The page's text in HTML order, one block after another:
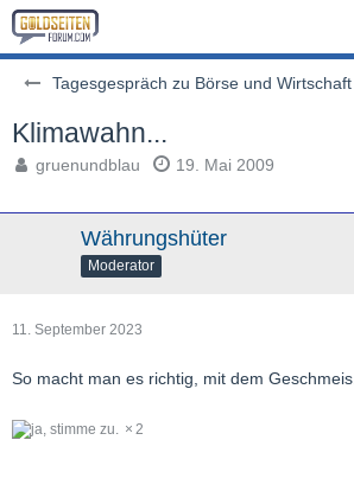
Tagesgespräch zu Börse und Wirtschaft
Klimawahn...
gruenundblau 19. Mai 2009
Währungshüter
Moderator
11. September 2023
So macht man es richtig, mit dem Geschmeis.
2